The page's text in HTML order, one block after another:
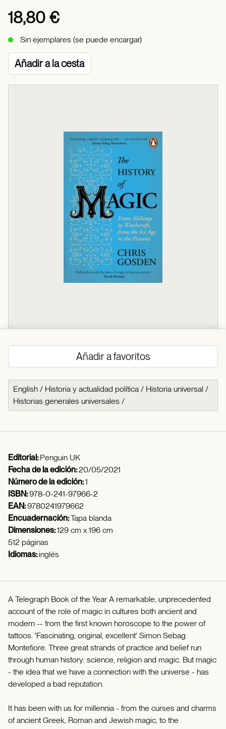
18,80 €
Sin ejemplares (se puede encargar)
Añadir a la cesta
Añadir a favoritos
English / Historia y actualidad política / Historia universal /
Historias generales universales /
Editorial:Penguin UK
Fecha de la edición:20/05/2021
Número de la edición:1
ISBN:978-0-241-97966-2
EAN:9780241979662
Encuadernación:Tapa blanda
Dimensiones:129 cm x 196 cm
512 páginas
Idiomas:inglés
A Telegraph Book of the Year A remarkable, unprecedented
account of the role of magic in cultures both ancient and
modern -- from the first known horoscope to the power of
tattoos. 'Fascinating, original, excellent' Simon Sebag
Montefiore. Three great strands of practice and belief run
through human history: science, religion and magic. But magic
- the idea that we have a connection with the universe - has
developed a bad reputation.
It has been with us for millennia - from the curses and charms
of ancient Greek, Roman and Jewish magic, to the